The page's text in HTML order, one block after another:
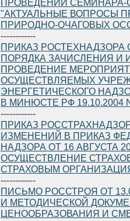
ПРОВЕДЕНИИ
"АКТУАЛЬНЫЕ ВОПРОСЫ
ПРИРОДНО-ОЧАГОВЫХ
------------
ПРИКАЗ РОСТЕХНАДЗОРА
ПОРЯДКА ЗАЧИСЛЕНИЯ И
ПРОВЕДЕНИЕ
ОСУЩЕСТВЛЯЕМЫХ
ЭНЕРГЕТИЧЕСКОГО
В МИНЮСТЕ РФ 19.10.2004
------------
ПРИКАЗ
ИЗМЕНЕНИЙ В ПРИКАЗ
НАДЗОРА ОТ 16 АВГУСТА
ОСУЩЕСТВЛЕНИЕ
СТРАХОВЫМ
------------
ПИСЬМО РОССТРОЯ ОТ
И МЕТОДИЧЕСКОЙ
ЦЕНООБРАЗОВАНИЯ И